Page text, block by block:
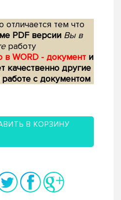
тем что
PDF версии Вы в
работу
в WORD - документ и
качественно другие
с документом
В КОРЗИНУ